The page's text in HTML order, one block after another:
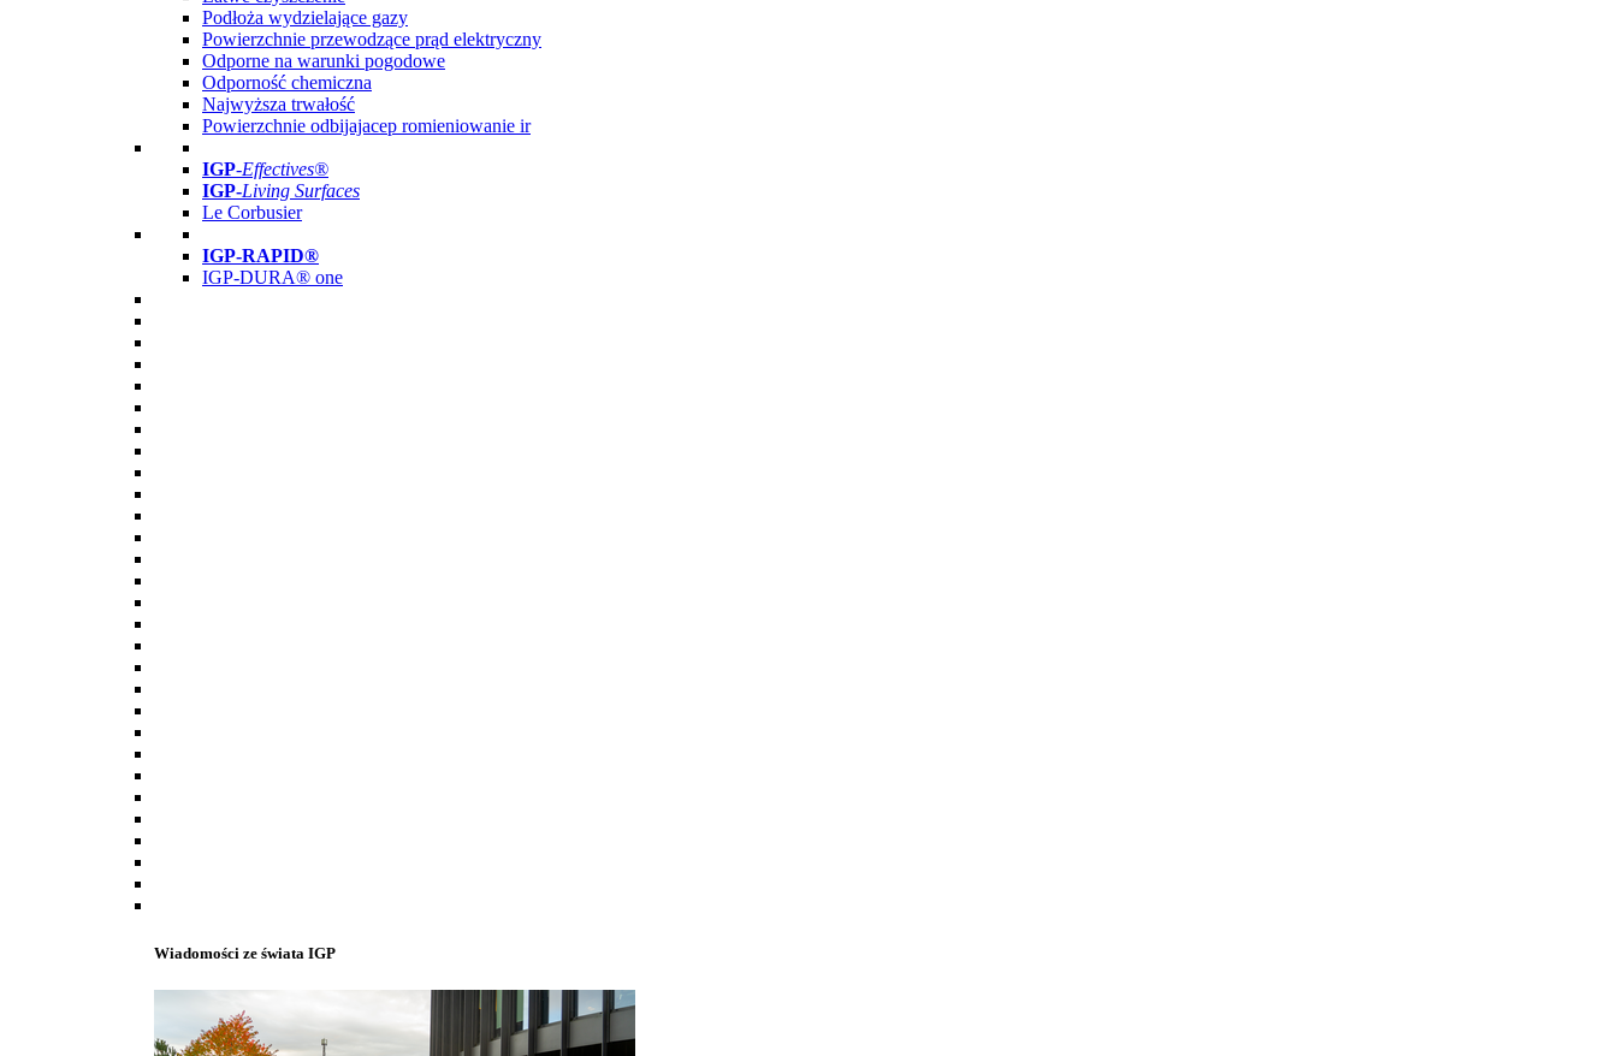
Podłoża wydzielające gazy
Powierzchnie przewodzące prąd elektryczny
Odporne na warunki pogodowe
Odporność chemiczna
Najwyższa trwałość
Powierzchnie odbijajacep romieniowanie ir
IGP-Effectives®
IGP-Living Surfaces
Le Corbusier
IGP-RAPID®
IGP-DURA® one
Wiadomości ze świata IGP